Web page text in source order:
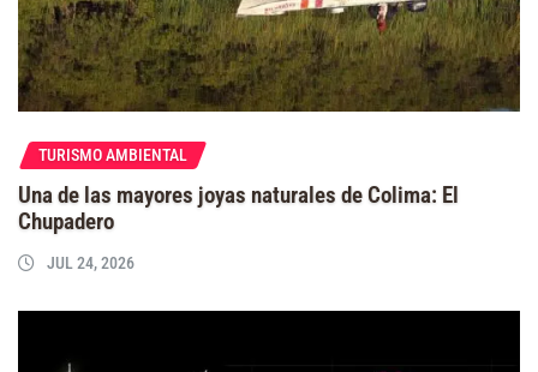
TURISMO AMBIENTAL
Una de las mayores joyas naturales de Colima: El
Chupadero
JUL 24, 2026